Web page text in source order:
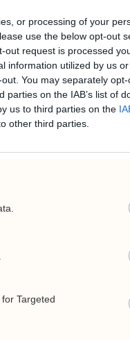
or processing of your
use the below opt-out
out request is processed
information utilized by us
You may separately
on the IAB’s list of
us to third parties on the
other third parties.
Targeted
droneangrep tidlig
på hva slags trussel